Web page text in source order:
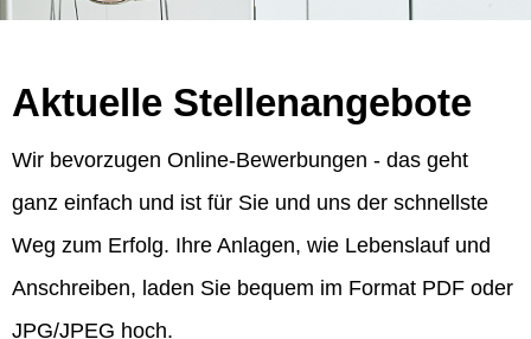
Aktuelle Stellenangebote
Wir bevorzugen Online-Bewerbungen - das geht
ganz einfach und ist für Sie und uns der schnellste
Weg zum Erfolg. Ihre Anlagen, wie Lebenslauf und
Anschreiben, laden Sie bequem im Format PDF oder
JPG/JPEG hoch.